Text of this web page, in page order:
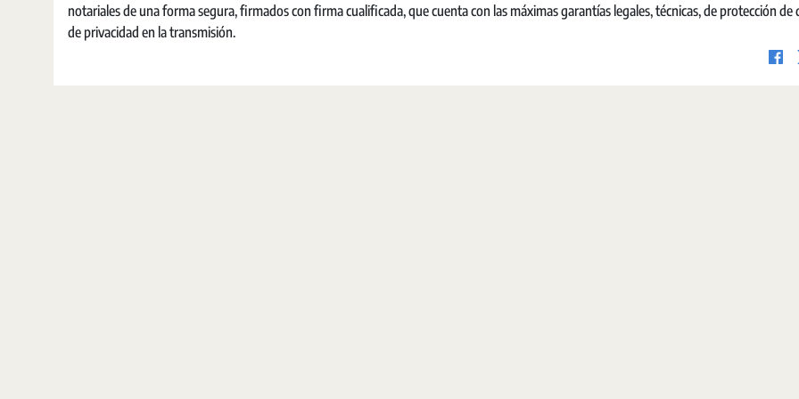
notariales de una forma segura, firmados con firma cualificada, que cuenta con las máximas garantías legales, técnicas, de protección de
de privacidad en la transmisión.